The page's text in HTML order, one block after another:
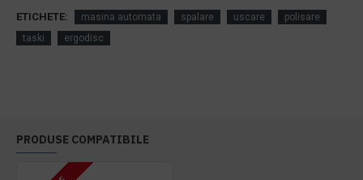
ETICHETE: masina automata spalare uscare
polisare
taski
ergodisc
PRODUSE COMPATIBILE